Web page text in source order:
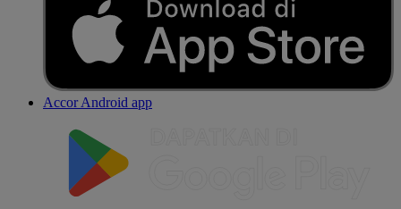
Accor Android app